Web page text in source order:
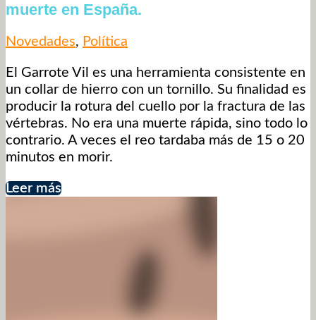
muerte en España.
Novedades, Política
El Garrote Vil es una herramienta consistente en
un collar de hierro con un tornillo. Su finalidad es
producir la rotura del cuello por la fractura de las
vértebras. No era una muerte rápida, sino todo lo
contrario. A veces el reo tardaba más de 15 o 20
minutos en morir.
Leer más